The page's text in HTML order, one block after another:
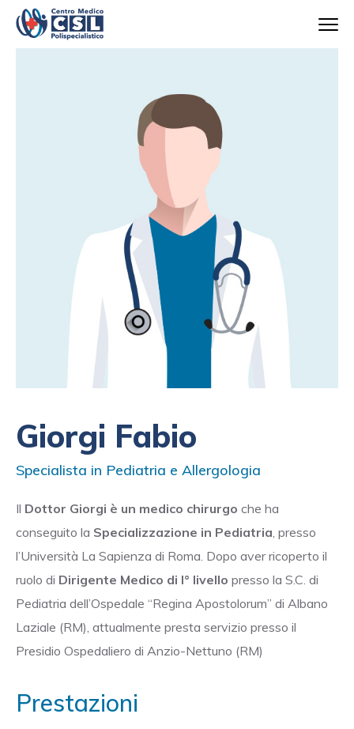
Giorgi Fabio
Specialista in Pediatria e Allergologia
Il Dottor Giorgi è un medico chirurgo che ha
conseguito la Specializzazione in Pediatria, presso
l’Università La Sapienza di Roma. Dopo aver ricoperto il
ruolo di Dirigente Medico di I° livello presso la S.C. di
Pediatria dell’Ospedale “Regina Apostolorum” di Albano
Laziale (RM), attualmente presta servizio presso il
Presidio Ospedaliero di Anzio-Nettuno (RM)
Prestazioni